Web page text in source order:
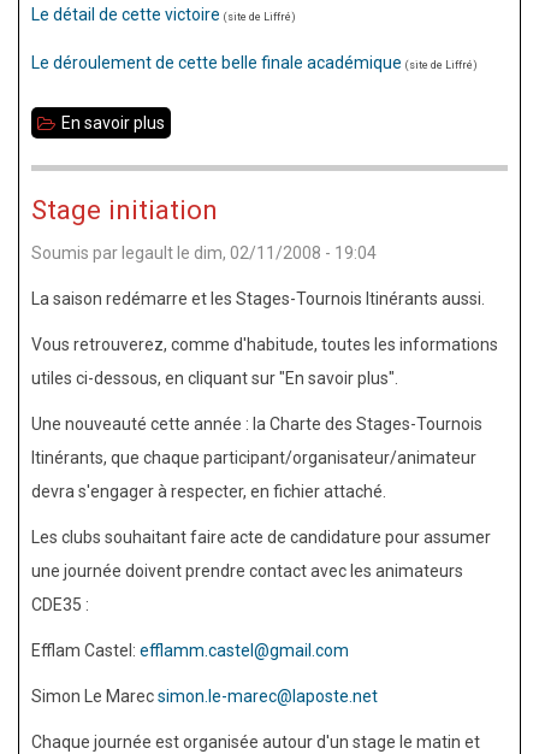
Le détail de cette victoire (site de Liffré)
Le déroulement de cette belle finale académique (site de Liffré)
En savoir plus
Luther
King
de
académique
2010
Stage initiation
Soumis par legault le dim, 02/11/2008 - 19:04
La saison redémarre et les Stages-Tournois Itinérants aussi.
Vous retrouverez, comme d'habitude, toutes les informations
utiles ci-dessous, en cliquant sur "En savoir plus".
Une nouveauté cette année : la Charte des Stages-Tournois
Itinérants, que chaque participant/organisateur/animateur
devra s'engager à respecter, en fichier attaché.
Les clubs souhaitant faire acte de candidature pour assumer
une journée doivent prendre contact avec les animateurs
CDE35 :
Efflam Castel: efflamm.castel@gmail.com
Simon Le Marecsimon.le-marec@laposte.net
Chaque journée est organisée autour d'un stage le matin et